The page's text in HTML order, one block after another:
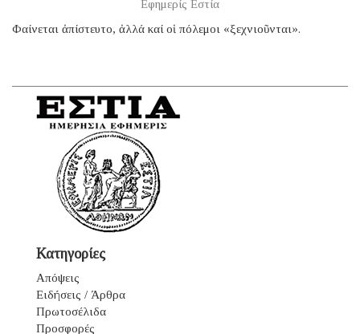
Εφημερίς Εστία
Φαίνεται ἀπίστευτο, ἀλλά καί οἱ πόλεμοι «ξεχνιοῦνται».
Κατηγορίες
Απόψεις
Ειδήσεις / Άρθρα
Πρωτοσέλιδα
Προσφορές